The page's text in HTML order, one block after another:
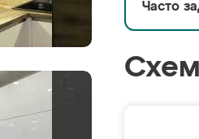
Часто